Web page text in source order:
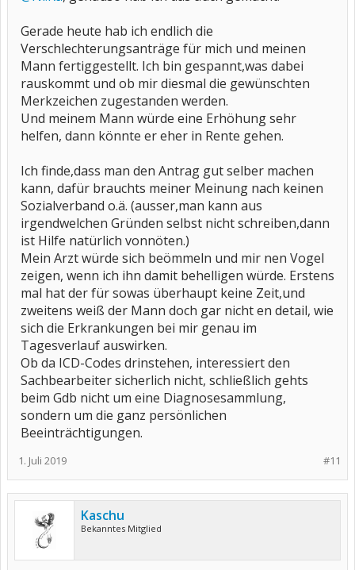
Gerade heute hab ich endlich die
Verschlechterungsanträge für mich und meinen
Mann fertiggestellt. Ich bin gespannt,was dabei
rauskommt und ob mir diesmal die gewünschten
Merkzeichen zugestanden werden.
Und meinem Mann würde eine Erhöhung sehr
helfen, dann könnte er eher in Rente gehen.
Ich finde,dass man den Antrag gut selber machen
kann, dafür brauchts meiner Meinung nach keinen
Sozialverband o.ä. (ausser,man kann aus
irgendwelchen Gründen selbst nicht schreiben,dann
ist Hilfe natürlich vonnöten.)
Mein Arzt würde sich beömmeln und mir nen Vogel
zeigen, wenn ich ihn damit behelligen würde. Erstens
mal hat der für sowas überhaupt keine Zeit,und
zweitens weiß der Mann doch gar nicht en detail, wie
sich die Erkrankungen bei mir genau im
Tagesverlauf auswirken.
Ob da ICD-Codes drinstehen, interessiert den
Sachbearbeiter sicherlich nicht, schließlich gehts
beim Gdb nicht um eine Diagnosesammlung,
sondern um die ganz persönlichen
Beeinträchtigungen.
#11
1. Juli 2019
Kaschu
Bekanntes Mitglied